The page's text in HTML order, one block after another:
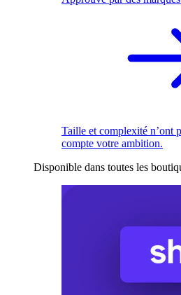
Taille et complexité n’ont
compte votre ambition.
Disponible dans toutes les